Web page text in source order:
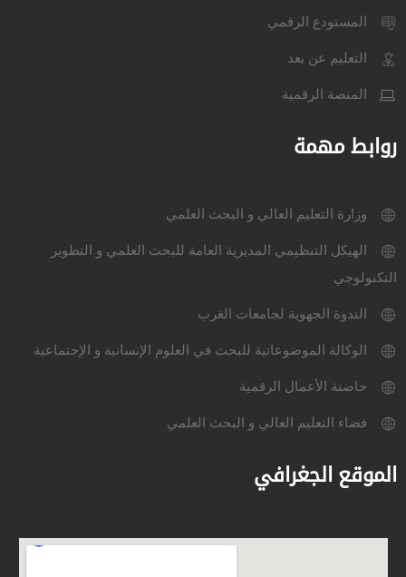
المستودع الرقمي
التعليم عن بعد
المنصة الرقمية
روابط مهمة
وزارة التعليم العالي و البحث العلمي
الهيكل التنظيمي المديرية العامة للبحث العلمي و التطوير
التكنولوجي
الندوة الجهوية لجامعات الغرب
الوكالة الموضوعاتية للبحث في العلوم الإنسانية و الإجتماعية
حاضنة الأعمال الرقمية
فضاء التعليم العالي و البحث العلمي
الموقع الجغرافي